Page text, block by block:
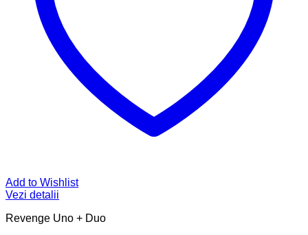
Add to Wishlist
Vezi detalii
Revenge Uno + Duo